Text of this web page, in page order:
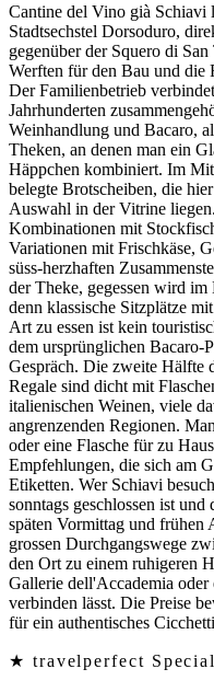
Cantine del Vino già Schiavi
Stadtsechstel Dorsoduro,
gegenüber der Squero di
Werften für den Bau und die
Der Familienbetrieb
Jahrhunderten
Weinhandlung und Bacaro,
Theken, an denen man ein
Häppchen kombiniert. Im
belegte Brotscheiben, die
Auswahl in der Vitrine
Kombinationen mit
Variationen mit Frischkäse,
süss-herzhaften
der Theke, gegessen wird
denn klassische Sitzplätze
Art zu essen ist kein
dem ursprünglichen Bacaro-
Gespräch. Die zweite Hälfte
Regale sind dicht mit
italienischen Weinen, viele
angrenzenden Regionen.
oder eine Flasche für zu
Empfehlungen, die sich am
Etiketten. Wer Schiavi
sonntags geschlossen ist
späten Vormittag und
grossen Durchgangswege
den Ort zu einem ruhigeren
Gallerie dell'Accademia oder
verbinden lässt. Die Preise
für ein authentisches
★ travelperfect Special